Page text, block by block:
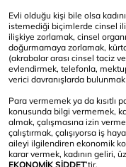
Evli olduğu kişi bile olsa
istemediği biçimlerde cinsel
ilişkiye zorlamak, cinsel
doğurmamaya zorlamak,
(akrabalar arası cinsel taciz
evlendirmek, telefonla,
verici davranışlarda bulunmak
Para vermemek ya da kısıtlı
konusunda bilgi vermemek,
almak, çalışmasına izin
çalıştırmak, çalışıyorsa iş
aileyi ilgilendiren ekonomik
karar vermek, kadının geliri,
EKONOMİK ŞİDDET’tir.